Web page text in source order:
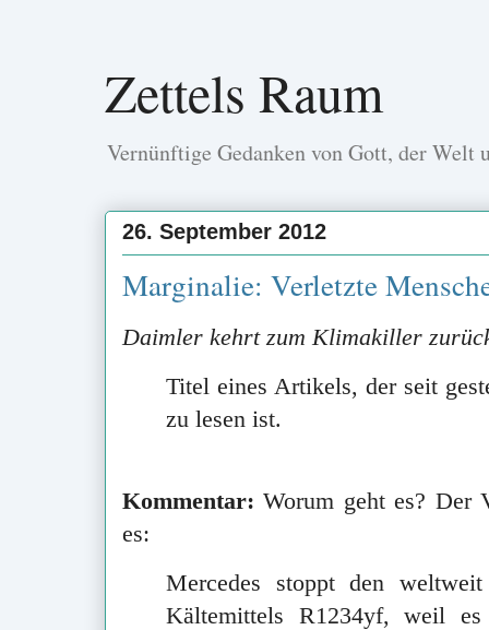
Zettels Raum
Vernünftige Gedanken von Gott, der Welt
26. September 2012
Marginalie: Verletzte
Daimler kehrt zum Klimakiller
Titel eines Artikels, der seit
zu lesen ist.
Kommentar: Worum geht es? Der
es:
Mercedes stoppt den
Kältemittels R1234yf, weil